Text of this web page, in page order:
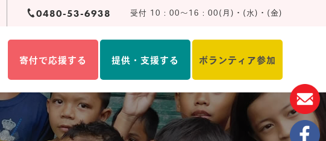
0480-53-6938 受付 10：00～16：00(月)・(水)・(金)
寄付で応援する 提供・支援する ボランティア参加